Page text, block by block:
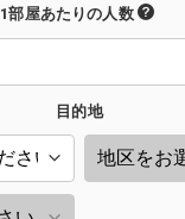
1部屋あたりの人数
目的地